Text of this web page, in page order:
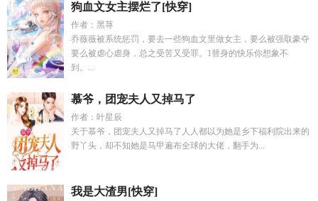
狗血文女主摆烂了[快穿]
作者：黑荨
乔薇薇被系统惩罚，要去一些狗血文里做女主，要么被强取豪夺
要么被虐心虐身，总之受苦又受罪。1替身的快乐你想象不
到。...
慕爷，团宠夫人又掉马了
作者：叶星辰
关于慕爷，团宠夫人又掉马了人人都以为她是乡下福利院出来的
野丫头，却不知她是马甲遍布全球的大佬，翻手为...
我是大渣男[快穿]